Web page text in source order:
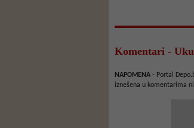
Komentari -
NAPOMENA - Portal
iznešena u komentarima